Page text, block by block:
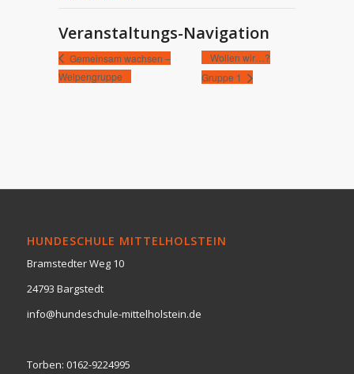
Veranstaltungs-Navigation
Gemeinsam wachsen –
Welpengruppe
Wollen wir…?
Gruppe 1
HUNDESCHULE MITTELHOLSTEIN
Bramstedter Weg 10
24793 Bargstedt
info@hundeschule-mittelholstein.de
Torben: 0162-9224995